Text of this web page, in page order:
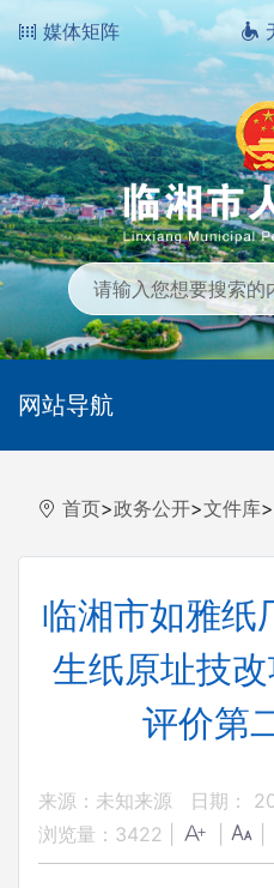
媒体矩阵
网站导航
首页>政务公开>文件库>
临湘市如雅纸
生纸原址技
评价第
来源：未知来源
日期：
浏览量： 3422